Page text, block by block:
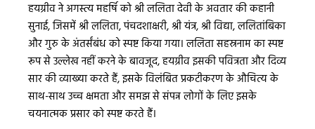
हयग्रीव ने अगस्त्य महर्षि को श्री ललिता देवी के अवतार की कहानी
सुनाई, जिसमें श्री ललिता, पंचदशाक्षरी, श्री यंत्र, श्री विद्या, ललितांबिका
और गुरु के अंतर्संबंध को स्पष्ट किया गया। ललिता सहस्रनाम का स्पष्ट
रूप से उल्लेख नहीं करने के बावजूद, हयग्रीव इसकी पवित्रता और दिव्य
सार की व्याख्या करते हैं, इसके विलंबित प्रकटीकरण के औचित्य के
साथ-साथ उच्च क्षमता और समझ से संपन्न लोगों के लिए इसके
चयनात्मक प्रसार को स्पष्ट करते हैं।